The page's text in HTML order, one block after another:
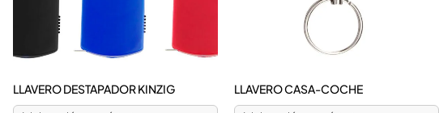
LLAVERO DESTAPADOR KINZIG LLAVERO CASA-COCHE